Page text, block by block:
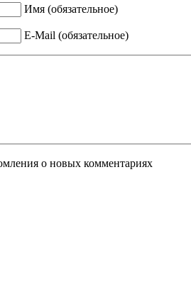
Имя (обязательное)
E-Mail (обязательное)
о новых комментариях